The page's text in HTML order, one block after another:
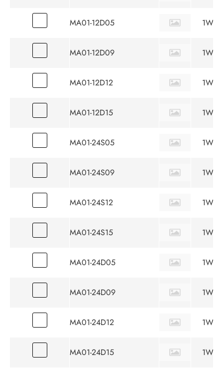
MA01-12D05 1W
MA01-12D09 1W
MA01-12D12 1W
MA01-12D15 1W
MA01-24S05 1W
MA01-24S09 1W
MA01-24S12 1W
MA01-24S15 1W
MA01-24D05 1W
MA01-24D09 1W
MA01-24D12 1W
MA01-24D15 1W